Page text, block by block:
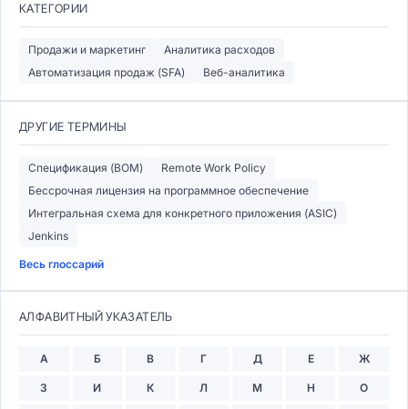
КАТЕГОРИИ
Продажи и маркетинг
Аналитика расходов
Автоматизация продаж (SFA)
Веб-аналитика
ДРУГИЕ ТЕРМИНЫ
Спецификация (BOM)
Remote Work Policy
Бессрочная лицензия на программное обеспечение
Интегральная схема для конкретного приложения (ASIC)
Jenkins
Весь глоссарий
АЛФАВИТНЫЙ УКАЗАТЕЛЬ
А Б В Г Д Е Ж
З И К Л М Н О